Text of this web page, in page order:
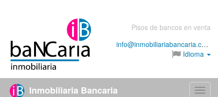
Pisos de bancos en venta
info@inmobiliariabancaria.com
Idioma
Menú
Inmobiliaria Bancaria